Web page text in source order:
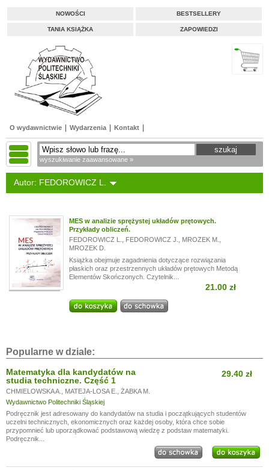
NOWOŚCI BESTSELLERY
TANIA KSIĄŻKA ZAPOWIEDZI
O wydawnictwie Wydarzenia Kontakt
wyszukiwanie zaawansowane »
Autor: FEDOROWICZ L.
MES w analizie sprężystej układów prętowych.
Przykłady obliczeń.
FEDOROWICZ L.
FEDOROWICZ J. MROZEK M.
MROZEK D.
Książka obejmuje zagadnienia dotyczące rozwiązania
płaskich oraz przestrzennych układów prętowych Metodą
Elementów Skończonych. Czytelnik...
21.00 zł
Popularne w dziale:
Matematyka dla kandydatów na
studia techniczne. Część 1
CHMIELOWSKA A. MATEJA-LOSA E.
ŻABKA M.
Wydawnictwo Politechniki Śląskiej
29.40 zł
Podręcznik jest adresowany do kandydatów na studia i początkujących studentów
uczelni technicznych, ekonomicznych oraz każdej osoby, która chce sobie
przypomnieć lub uporządkować podstawową wiedzę z podstaw matematyki.
Podręcznik...